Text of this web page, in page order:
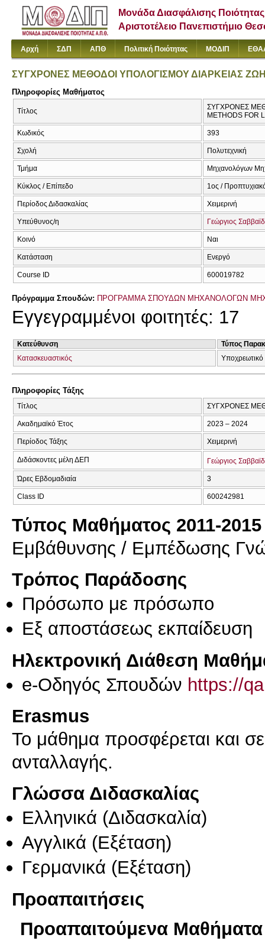
Μονάδα Διασφάλισης Ποιότητας
Αριστοτέλειο Πανεπιστήμιο
Αρχή ΣΔΠ ΑΠΘ Πολιτική Ποιότητας ΜΟΔΙΠ
ΣΥΓΧΡΟΝΕΣ ΜΕΘΟΔΟΙ ΥΠΟΛΟΓΙΣΜΟΥ ΔΙΑΡΚΕΙΑΣ
Πληροφορίες Μαθήματος
Τίτλος
ΣΥΓΧΡΟΝΕΣ
METHODS FOR
Κωδικός 393
Σχολή Πολυτεχνική
Τμήμα Μηχανολόγων
Κύκλος / Επίπεδο 1ος /
Περίοδος Διδασκαλίας Χειμερινή
Υπεύθυνος/η Γεώργιος
Κοινό Ναι
Κατάσταση Ενεργό
Course ID 600019782
Πρόγραμμα Σπουδών: ΠΡΟΓΡΑΜΜΑ ΣΠΟΥΔΩΝ ΜΗΧΑΝΟΛΟΓΩΝ
Εγγεγραμμένοι φοιτητές: 17
Κατεύθυνση
Τύπος
Κατασκευαστικός
Πληροφορίες Τάξης
Τίτλος ΣΥΓΧΡΟΝΕΣ
Ακαδημαϊκό Έτος 2023 – 2024
Περίοδος Τάξης Χειμερινή
Διδάσκοντες μέλη ΔΕΠ Γεώργιος
Ώρες Εβδομαδιαία 3
Class ID 600242981
Τύπος Μαθήματος 2011-2015
Εμβάθυνσης / Εμπέδωσης
Τρόπος Παράδοσης
Πρόσωπο με πρόσωπο
Eξ απoστάσεως εκπαίδευση
Ηλεκτρονική Διάθεση
e-Οδηγός Σπουδών https://
Erasmus
Το μάθημα προσφέρεται και
ανταλλαγής.
Γλώσσα Διδασκαλίας
Ελληνικά (Διδασκαλία)
Αγγλικά (Εξέταση)
Γερμανικά (Εξέταση)
Προαπαιτήσεις
Προαπαιτούμενα Μαθήματα